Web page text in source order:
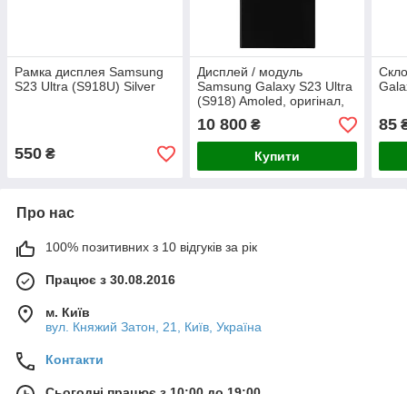
Рамка дисплея Samsung
S23 Ultra (S918U) Silver
550 ₴
Дисплей / модуль
Samsung Galaxy S23 Ultra
(S918) Amoled, оригінал,
переклеєне скло
10 800₴
Купити
85
Про нас
100% позитивних з 10 відгуків за рік
Працює з 30.08.2016
м. Київ
вул. Княжий Затон, 21, Київ, Україна
Контакти